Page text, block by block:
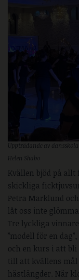
Uppträdande av
Helen Shabo
Kvällen bjöd på
skickliga
Petra Marklund
låt oss inte
Tre lyckliga
”modell för en
och en kurs i att bli
till att kvällens mål
hästlängder. När